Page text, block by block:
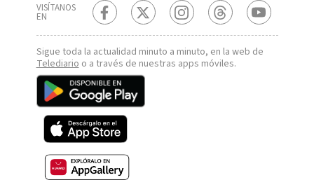
VISÍTANOS
EN
Sigue toda la actualidad minuto a minuto, en la web de
Telediarioo a través de nuestras apps móviles.